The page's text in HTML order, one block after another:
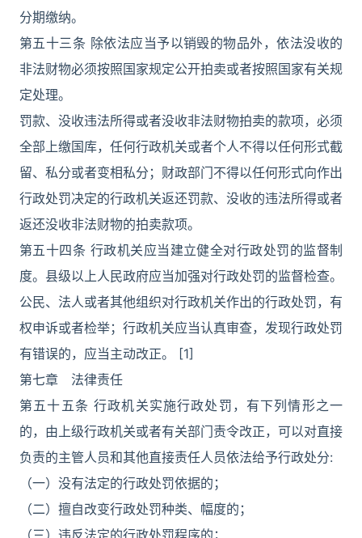
分期缴纳。
第五十三条 除依法应当予以销毁的物品外，依法没收的
非法财物必须按照国家规定公开拍卖或者按照国家有关规
定处理。
罚款、没收违法所得或者没收非法财物拍卖的款项，必须
全部上缴国库，任何行政机关或者个人不得以任何形式截
留、私分或者变相私分；财政部门不得以任何形式向作出
行政处罚决定的行政机关返还罚款、没收的违法所得或者
返还没收非法财物的拍卖款项。
第五十四条 行政机关应当建立健全对行政处罚的监督制
度。县级以上人民政府应当加强对行政处罚的监督检查。
公民、法人或者其他组织对行政机关作出的行政处罚，有
权申诉或者检举；行政机关应当认真审查，发现行政处罚
有错误的，应当主动改正。 [1]
第七章 法律责任
第五十五条 行政机关实施行政处罚，有下列情形之一
的，由上级行政机关或者有关部门责令改正，可以对直接
负责的主管人员和其他直接责任人员依法给予行政处分:
（一）没有法定的行政处罚依据的；
（二）擅自改变行政处罚种类、幅度的；
（三）违反法定的行政处罚程序的；